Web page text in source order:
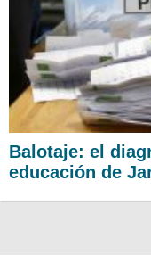
Balotaje: el
educación de